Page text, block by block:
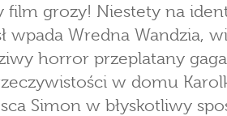
film grozy! Niestety na
wpada Wredna Wandzia,
horror przeplatany
w domu
Simon w błyskotliwy